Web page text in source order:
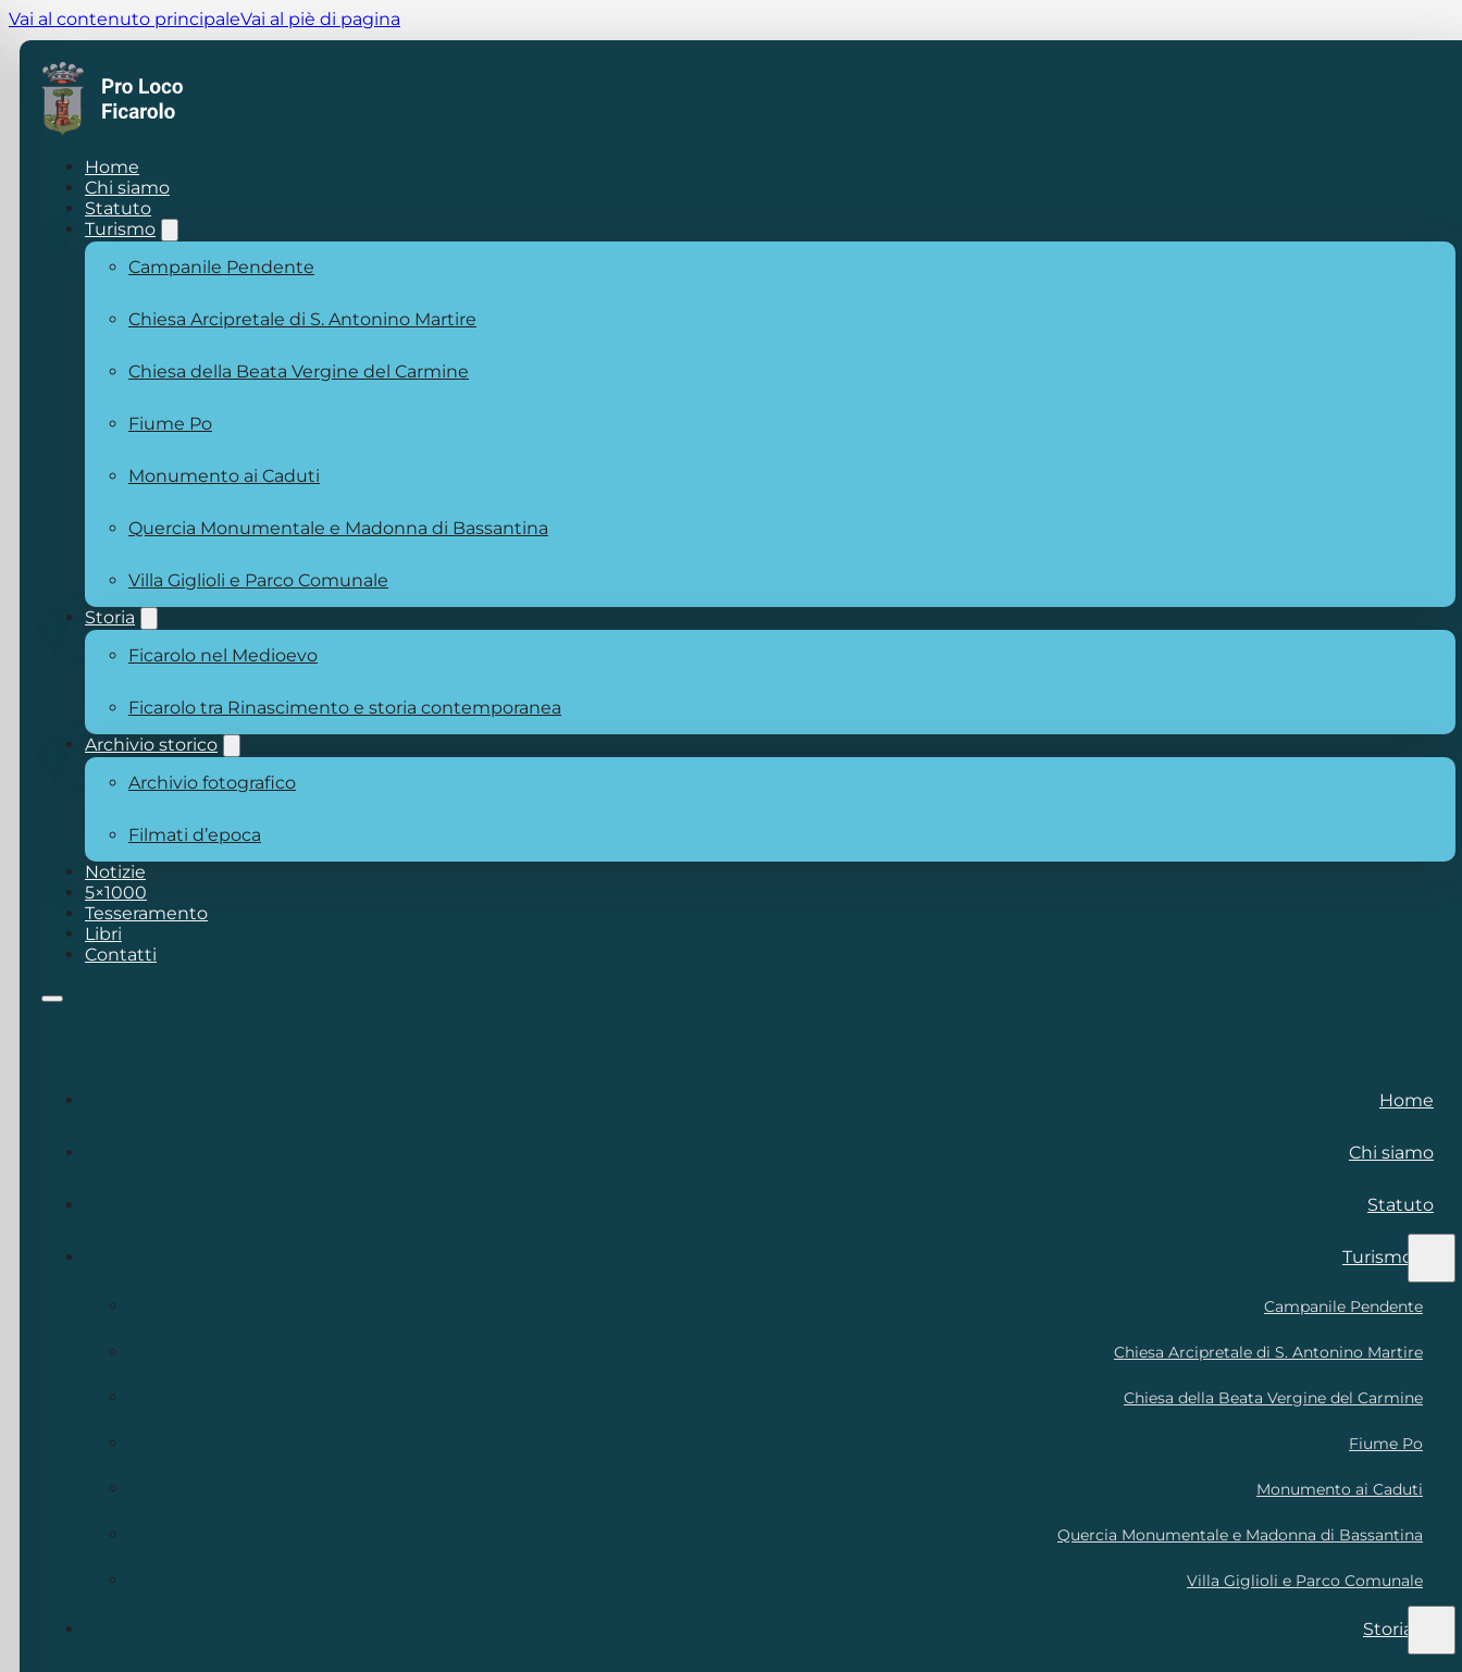
Vai al contenuto principaleVai al piè di pagina
Home
Chi siamo
Statuto
Turismo
Campanile Pendente
Chiesa Arcipretale di S. Antonino Martire
Chiesa della Beata Vergine del Carmine
Fiume Po
Monumento ai Caduti
Quercia Monumentale e Madonna di Bassantina
Villa Giglioli e Parco Comunale
Storia
Ficarolo nel Medioevo
Ficarolo tra Rinascimento e storia contemporanea
Archivio storico
Archivio fotografico
Filmati d’epoca
Notizie
5×1000
Tesseramento
Libri
Contatti
Home
Chi siamo
Statuto
Turismo
Campanile Pendente
Chiesa Arcipretale di S. Antonino Martire
Chiesa della Beata Vergine del Carmine
Fiume Po
Monumento ai Caduti
Quercia Monumentale e Madonna di Bassantina
Villa Giglioli e Parco Comunale
Storia